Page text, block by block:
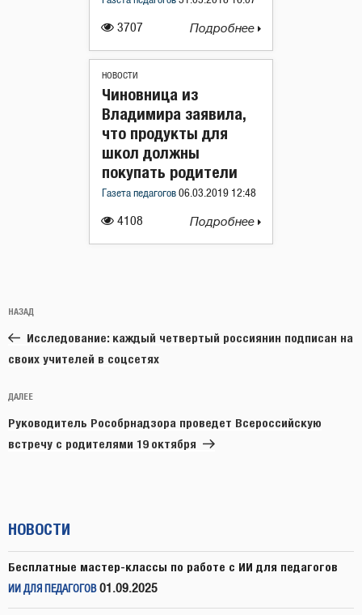
3707 Подробнее
НОВОСТИ
4108
Чиновница из
Владимира заявила,
что продукты для
школ должны
покупать родители
Газета педагогов 06.03.2019 12:48
Подробнее
по
записям
Предыдущая
запись:
НАЗАД
Исследование: каждый четвертый россиянин подписан на
своих учителей в соцсетях
Следующая
запись
ДАЛЕЕ
Руководитель Рособрнадзора проведет Всероссийскую
встречу с родителями 19 октября
НОВОСТИ
Бесплатные мастер-классы по работе с ИИ для педагогов
ИИ ДЛЯ ПЕДАГОГОВ 01.09.2025